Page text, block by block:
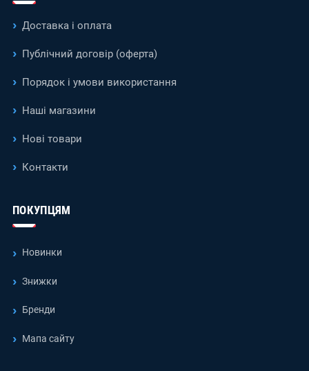
Доставка і оплата
Публічний договір (оферта)
Порядок і умови використання
Наші магазини
Нові товари
Контакти
ПОКУПЦЯМ
Новинки
Знижки
Бренди
Мапа сайту